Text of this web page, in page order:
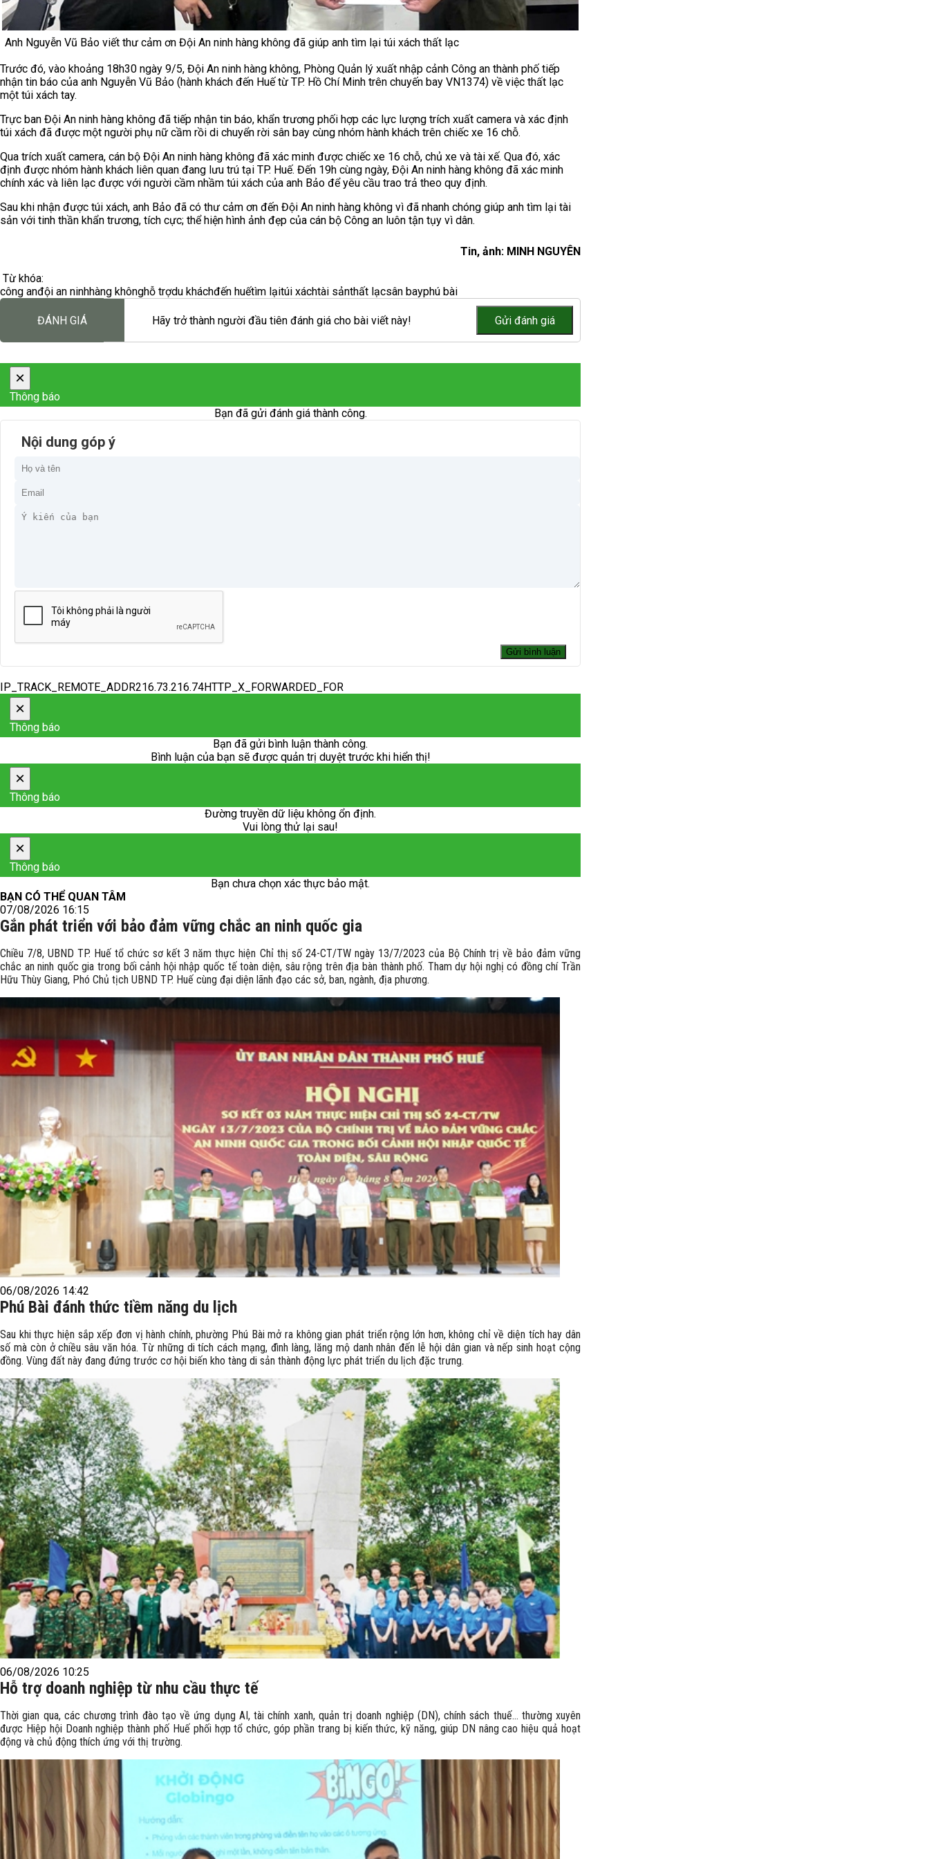
Anh Nguyễn Vũ Bảo viết thư cảm ơn Đội An ninh hàng không đã giúp anh tìm lại túi xách thất lạc
Trước đó, vào khoảng 18h30 ngày 9/5, Đội An ninh hàng không, Phòng Quản lý xuất nhập cảnh Công an thành phố tiếp
nhận tin báo của anh Nguyễn Vũ Bảo (hành khách đến Huế từ TP. Hồ Chí Minh trên chuyến bay VN1374) về việc thất lạc
một túi xách tay.
Trực ban Đội An ninh hàng không đã tiếp nhận tin báo, khẩn trương phối hợp các lực lượng trích xuất camera và xác định
túi xách đã được một người phụ nữ cầm rồi di chuyển rời sân bay cùng nhóm hành khách trên chiếc xe 16 chỗ.
Qua trích xuất camera, cán bộ Đội An ninh hàng không đã xác minh được chiếc xe 16 chỗ, chủ xe và tài xế. Qua đó, xác
định được nhóm hành khách liên quan đang lưu trú tại TP. Huế. Đến 19h cùng ngày, Đội An ninh hàng không đã xác minh
chính xác và liên lạc được với người cầm nhầm túi xách của anh Bảo để yêu cầu trao trả theo quy định.
Sau khi nhận được túi xách, anh Bảo đã có thư cảm ơn đến Đội An ninh hàng không vì đã nhanh chóng giúp anh tìm lại tài
sản với tinh thần khẩn trương, tích cực; thể hiện hình ảnh đẹp của cán bộ Công an luôn tận tụy vì dân.
Tin, ảnh: MINH NGUYÊN
Từ khóa:
công anđội an ninhhàng khônghỗ trợdu kháchđến huếtìm lạitúi xáchtài sảnthất lạcsân bayphú bài
ĐÁNH GIÁ Hãy trở thành người đầu tiên đánh giá cho bài viết này!
×
Thông báo
Bạn đã gửi đánh giá thành công.
Nội dung góp ý
IP_TRACK_REMOTE_ADDR216.73.216.74HTTP_X_FORWARDED_FOR
×
Thông báo
Bạn đã gửi bình luận thành công.
Bình luận của bạn sẽ được quản trị duyệt trước khi hiển thị!
×
Thông báo
Đường truyền dữ liệu không ổn định.
Vui lòng thử lại sau!
×
Thông báo
Bạn chưa chọn xác thực bảo mật.
BẠN CÓ THỂ QUAN TÂM
07/08/2026 16:15
Gắn phát triển với bảo đảm vững chắc an ninh quốc gia
Chiều 7/8, UBND TP. Huế tổ chức sơ kết 3 năm thực hiện Chỉ thị số 24-CT/TW ngày 13/7/2023 của Bộ Chính trị về bảo đảm vững
chắc an ninh quốc gia trong bối cảnh hội nhập quốc tế toàn diện, sâu rộng trên địa bàn thành phố. Tham dự hội nghị có đồng chí Trần
Hữu Thùy Giang, Phó Chủ tịch UBND TP. Huế cùng đại diện lãnh đạo các sở, ban, ngành, địa phương.
06/08/2026 14:42
Phú Bài đánh thức tiềm năng du lịch
Sau khi thực hiện sắp xếp đơn vị hành chính, phường Phú Bài mở ra không gian phát triển rộng lớn hơn, không chỉ về diện tích hay dân
số mà còn ở chiều sâu văn hóa. Từ những di tích cách mạng, đình làng, lăng mộ danh nhân đến lễ hội dân gian và nếp sinh hoạt cộng
đồng. Vùng đất này đang đứng trước cơ hội biến kho tàng di sản thành động lực phát triển du lịch đặc trưng.
06/08/2026 10:25
Hỗ trợ doanh nghiệp từ nhu cầu thực tế
Thời gian qua, các chương trình đào tạo về ứng dụng AI, tài chính xanh, quản trị doanh nghiệp (DN), chính sách thuế… thường xuyên
được Hiệp hội Doanh nghiệp thành phố Huế phối hợp tổ chức, góp phần trang bị kiến thức, kỹ năng, giúp DN nâng cao hiệu quả hoạt
động và chủ động thích ứng với thị trường.